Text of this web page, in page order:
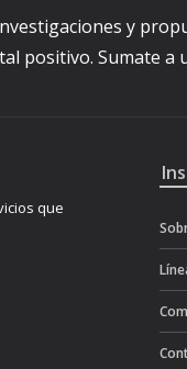
y
positivo. Sumate
que